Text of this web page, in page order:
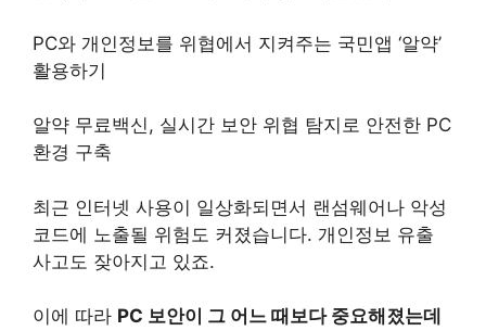
PC와 개인정보를 위협에서 지켜주는 국민앱 ‘알약’
활용하기
알약 무료백신, 실시간 보안 위협 탐지로 안전한 PC
환경 구축
최근 인터넷 사용이 일상화되면서 랜섬웨어나 악성
코드에 노출될 위험도 커졌습니다. 개인정보 유출
사고도 잦아지고 있죠.
이에 따라 PC 보안이 그 어느 때보다 중요해졌는데